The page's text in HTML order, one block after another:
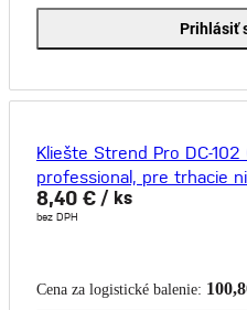
Prihlásiť
Kliešte Strend Pro DC-102
professional, pre trhacie
8,40 € / ks
bez DPH
Cena za logistické balenie: